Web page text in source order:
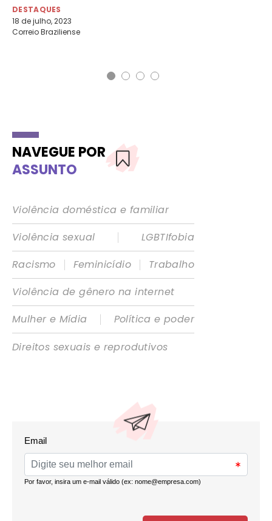
DESTAQUES
18 de julho, 2023
Correio Braziliense
NAVEGUE POR
ASSUNTO
Violência doméstica e familiar
Violência sexual
|
LGBTIfobia
Racismo
| Feminicídio |
Trabalho
Violência de gênero na internet
Mulher e Mídia
|
Política e poder
Direitos sexuais e reprodutivos